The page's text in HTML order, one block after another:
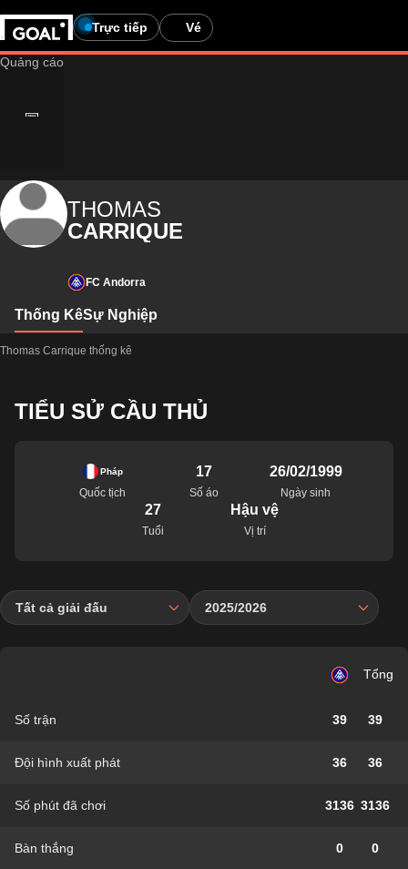
Trực tiếp Vé
THOMAS
CARRIQUE
FC Andorra
Thống KêSự Nghiệp
Thomas Carrique thống kê
TIỂU SỬ CẦU THỦ
Pháp
Quốc tịch
17
Số áo
26/02/1999
Ngày sinh
27
Tuổi
Hậu vệ
Vị trí
Tất cả giải đấu 2025/2026
Tổng
Số trận 39 39
Đội hình xuất phát 36 36
Số phút đã chơi 3136 3136
Bàn thắng 0 0